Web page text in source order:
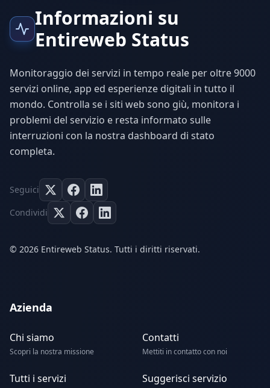
Informazioni su
Entireweb Status
Monitoraggio dei servizi in tempo reale per oltre 9000
servizi online, app ed esperienze digitali in tutto il
mondo. Controlla se i siti web sono giù, monitora i
problemi del servizio e resta informato sulle
interruzioni con la nostra dashboard di stato
completa.
Seguici
Condividi
© 2026 Entireweb Status. Tutti i diritti riservati.
Azienda
Chi siamo
Scopri la nostra missione
Contatti
Mettiti in contatto con noi
Tutti i servizi Suggerisci servizio